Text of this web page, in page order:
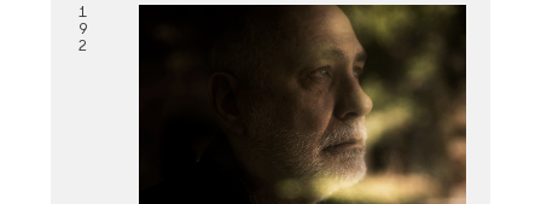
1
9
2